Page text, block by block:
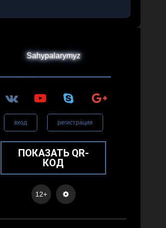
Sahypalarymyz
вход регистрация
ПОКАЗАТЬ QR-
КОД
12+